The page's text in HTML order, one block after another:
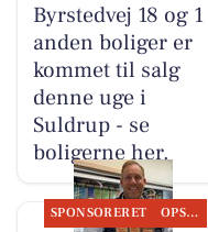
Byrstedvej 18 og 1
anden boliger er
kommet til salg
denne uge i
Suldrup - se
boligerne her.
SPONSORERET OPSLAGSTAVLEN